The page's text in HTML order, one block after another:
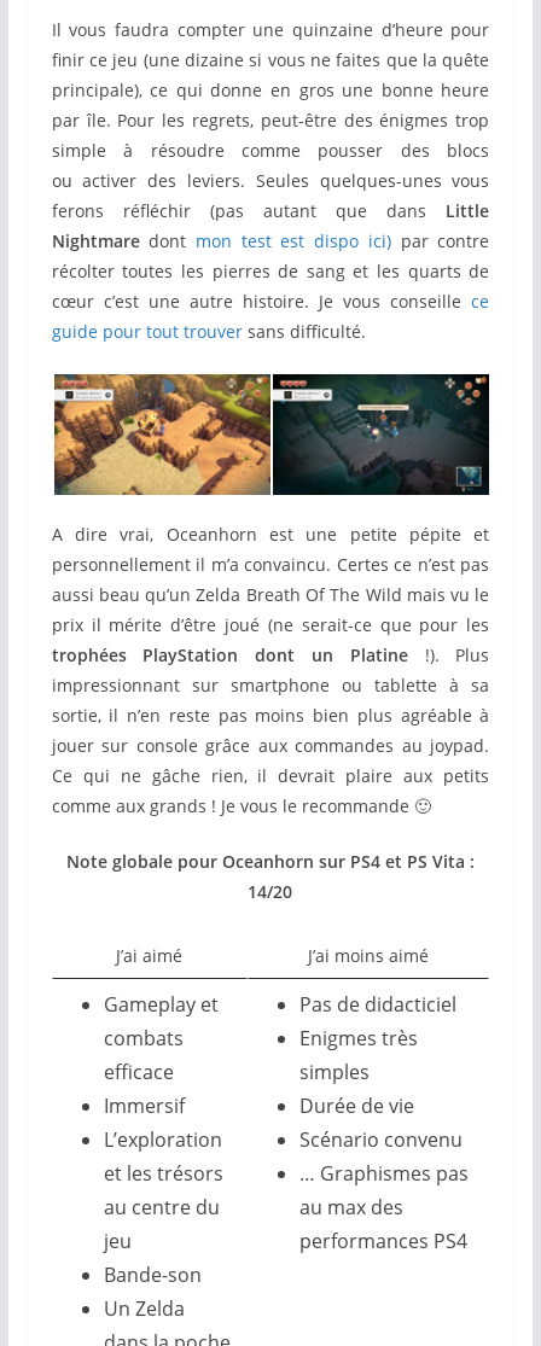
Il vous faudra compter une quinzaine d’heure pour
finir ce jeu (une dizaine si vous ne faites que la quête
principale), ce qui donne en gros une bonne heure
par île. Pour les regrets, peut-être des énigmes trop
simple à résoudre comme pousser des blocs
ou activer des leviers. Seules quelques-unes vous
ferons réfléchir (pas autant que dans Little
Nightmaredont mon test est dispo ici)par contre
récolter toutes les pierres de sang et les quarts de
cœur c’est une autre histoire. Je vous conseillece
guide pour tout trouversans difficulté.
A dire vrai, Oceanhorn est une petite pépite et
personnellement il m’a convaincu. Certes ce n’est pas
aussi beau qu’un Zelda Breath Of The Wild mais vu le
prix il mérite d’être joué (ne serait-ce que pour les
trophées PlayStation dont un Platine!). Plus
impressionnant sur smartphone ou tablette à sa
sortie, il n’en reste pas moins bien plus agréable à
jouer sur console grâce aux commandes au joypad.
Ce qui ne gâche rien, il devrait plaire aux petits
comme aux grands ! Je vous le recommande 🙂
Note globale pour Oceanhorn sur PS4 et PS Vita :
14/20
J’ai aimé J’ai moins aimé
Gameplay et
combats
efficace
Immersif
L’exploration
et les trésors
au centre du
jeu
Bande-son
Un Zelda
Pas de didacticiel
Enigmes très
simples
Durée de vie
Scénario convenu
… Graphismes pas
au max des
performances PS4